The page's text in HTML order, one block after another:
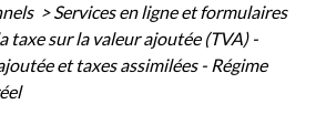
> Services en ligne et formulaires
taxe sur la valeur ajoutée (TVA) -
et taxes assimilées - Régime